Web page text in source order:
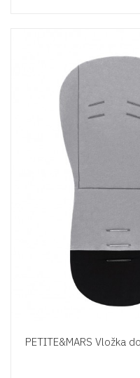
PETITE&MARS Vložka